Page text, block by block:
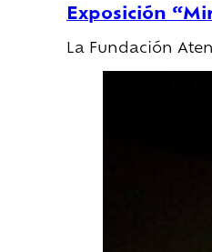
Exposición
La Fundación